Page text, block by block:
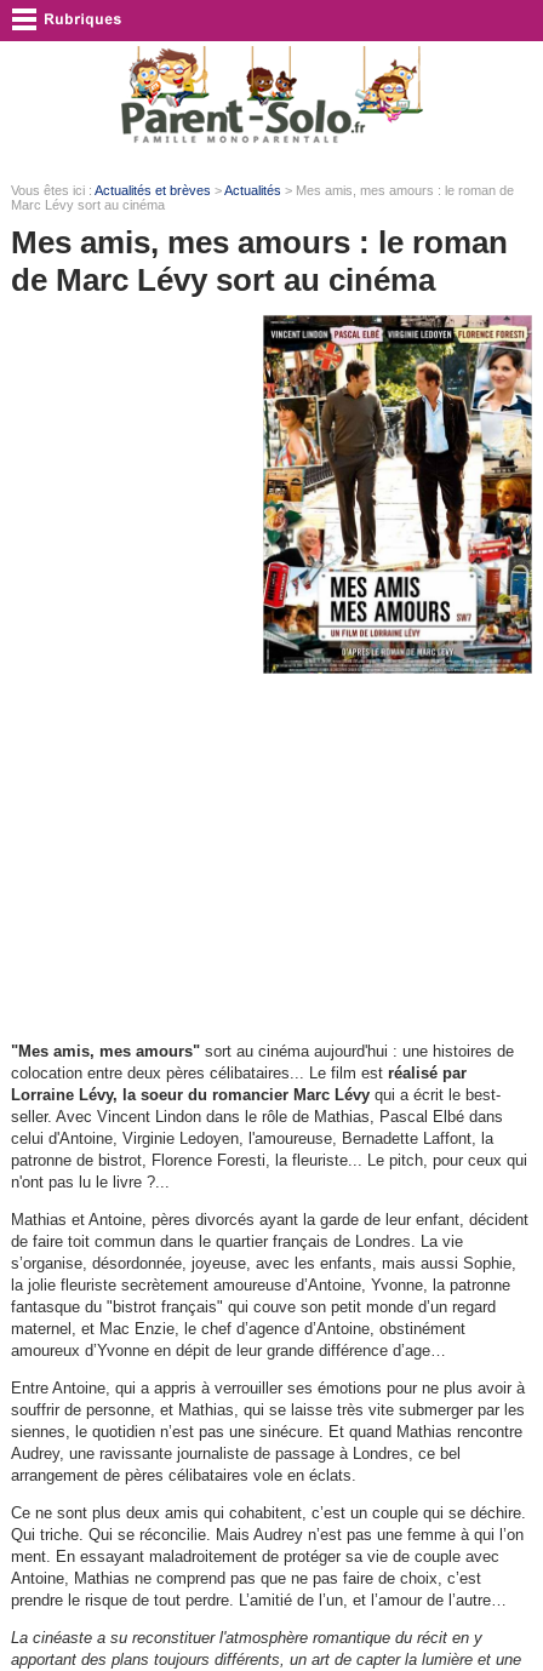
Vous êtes ici : Actualités et brèves >Actualités > Mes amis, mes amours : le roman de
Marc Lévy sort au cinéma
Mes amis, mes amours : le roman
de Marc Lévy sort au cinéma
"Mes amis, mes amours" sort au cinéma aujourd'hui : une histoires de
colocation entre deux pères célibataires... Le film est réalisé par
Lorraine Lévy, la soeur du romancier Marc Lévy qui a écrit le best-
seller. Avec Vincent Lindon dans le rôle de Mathias, Pascal Elbé dans
celui d'Antoine, Virginie Ledoyen, l'amoureuse, Bernadette Laffont, la
patronne de bistrot, Florence Foresti, la fleuriste... Le pitch, pour ceux qui
n'ont pas lu le livre ?...
Mathias et Antoine, pères divorcés ayant la garde de leur enfant, décident
de faire toit commun dans le quartier français de Londres. La vie
s’organise, désordonnée, joyeuse, avec les enfants, mais aussi Sophie,
la jolie fleuriste secrètement amoureuse d’Antoine, Yvonne, la patronne
fantasque du "bistrot français" qui couve son petit monde d’un regard
maternel, et Mac Enzie, le chef d’agence d’Antoine, obstinément
amoureux d’Yvonne en dépit de leur grande différence d’age…
Entre Antoine, qui a appris à verrouiller ses émotions pour ne plus avoir à
souffrir de personne, et Mathias, qui se laisse très vite submerger par les
siennes, le quotidien n’est pas une sinécure. Et quand Mathias rencontre
Audrey, une ravissante journaliste de passage à Londres, ce bel
arrangement de pères célibataires vole en éclats.
Ce ne sont plus deux amis qui cohabitent, c’est un couple qui se déchire.
Qui triche. Qui se réconcilie. Mais Audrey n’est pas une femme à qui l’on
ment. En essayant maladroitement de protéger sa vie de couple avec
Antoine, Mathias ne comprend pas que ne pas faire de choix, c’est
prendre le risque de tout perdre. L’amitié de l’un, et l’amour de l’autre…
La cinéaste a su reconstituer l'atmosphère romantique du récit en y
apportant des plans toujours différents, un art de capter la lumière et une